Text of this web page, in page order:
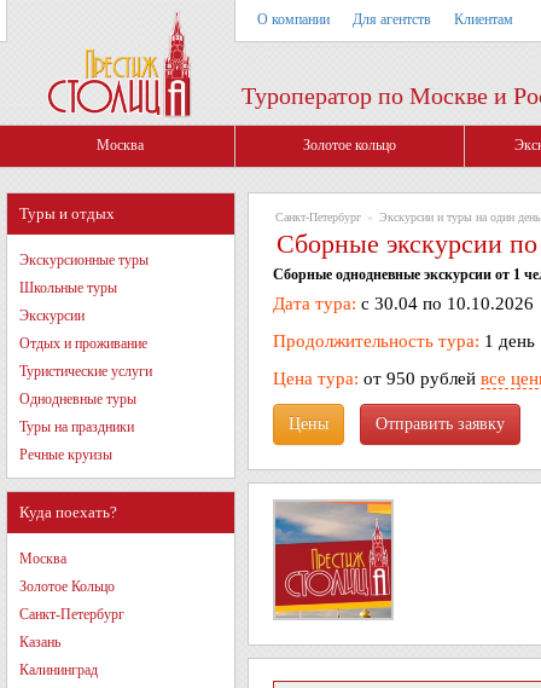
О компании Для агентств Клиентам
Туроператор по Москве и
Москва Золотое кольцо
Туры и отдых
Экскурсионные туры
Школьные туры
Экскурсии
Отдых и проживание
Туристические услуги
Однодневные туры
Туры на праздники
Речные круизы
Куда поехать?
Москва
Золотое Кольцо
Санкт-Петербург
Казань
Калининград
Санкт-Петербург » Экскурсии и туры на один день
Сборные экскурсии
Сборные однодневные экскурсии от 1
Дата тура: с 30.04 по 10.10.2026
Продолжительность тура: 1 день
Цена тура: от 950 рублей все
Цены